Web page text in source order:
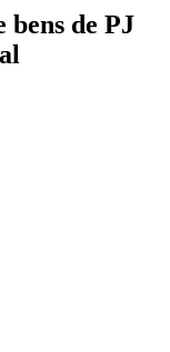
bens de PJ